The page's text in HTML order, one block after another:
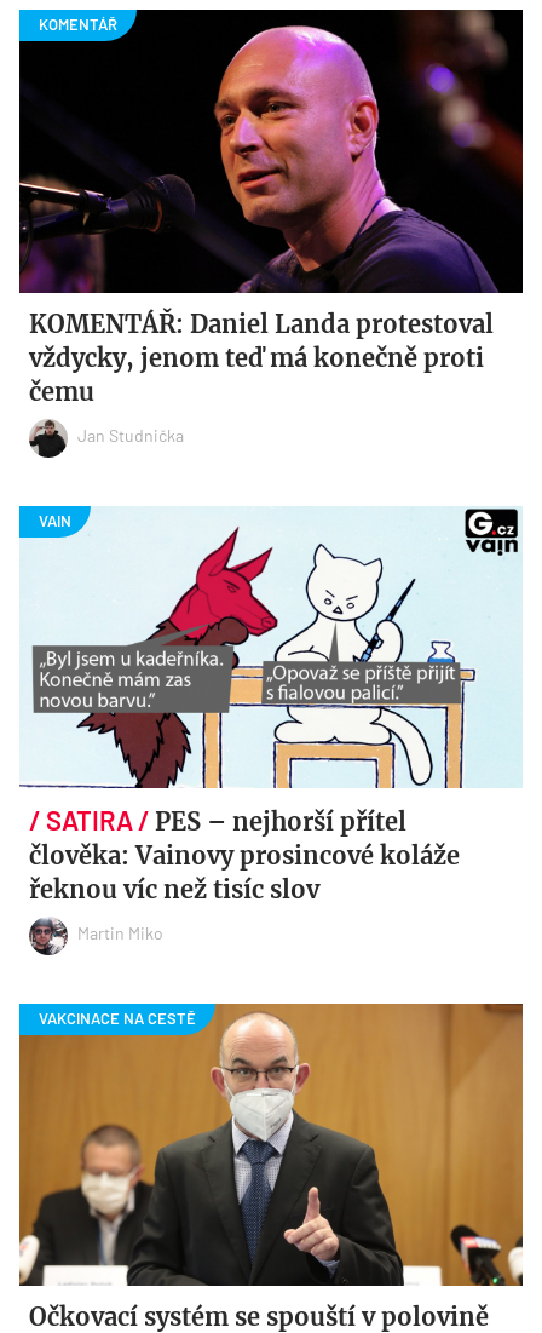
KOMENTÁŘ: Daniel Landa protestoval
vždycky, jenom teď má konečně proti
čemu
Jan Studnička
PES – nejhorší přítel
člověka: Vainovy prosincové koláže
řeknou víc než tisíc slov
Martin Miko
Očkovací systém se spouští v polovině